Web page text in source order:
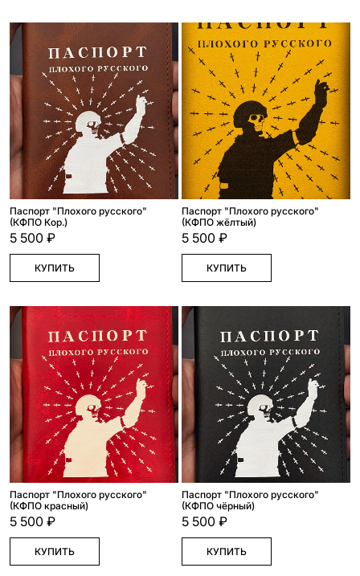
Паспорт "Плохого русского"
(КФПО Кор.)
5 500 ₽
КУПИТЬ
Паспорт "Плохого русского"
(КФПО жёлтый)
5 500 ₽
КУПИТЬ
Паспорт "Плохого русского"
(КФПО красный)
5 500 ₽
КУПИТЬ
Паспорт "Плохого русского"
(КФПО чёрный)
5 500 ₽
КУПИТЬ